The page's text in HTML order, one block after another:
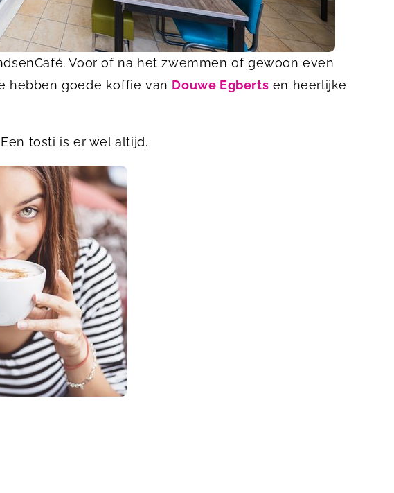
Voor of na het zwemmen of gewoon even
hebben goede koffie van Douwe Egberts en heerlijke
tosti is er wel altijd.